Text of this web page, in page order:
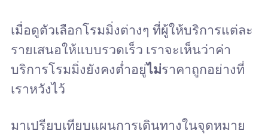
เมื่อดูตัวเลือกโรมมิ่งต่างๆ ที่ผู้ให้บริการแต่ละ
รายเสนอให้แบบรวดเร็ว เราจะเห็นว่าค่า
บริการโรมมิ่งยังคงต่ำอยู่ไม่ราคาถูกอย่างที่
เราหวังไว้
มาเปรียบเทียบแผนการเดินทางในจุดหมาย